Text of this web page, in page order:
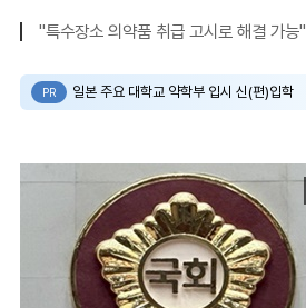
"특수장소 의약품 취급 고시로 해결 가능"
PR 일본 주요 대학교 약학부 입시 신(편)입학